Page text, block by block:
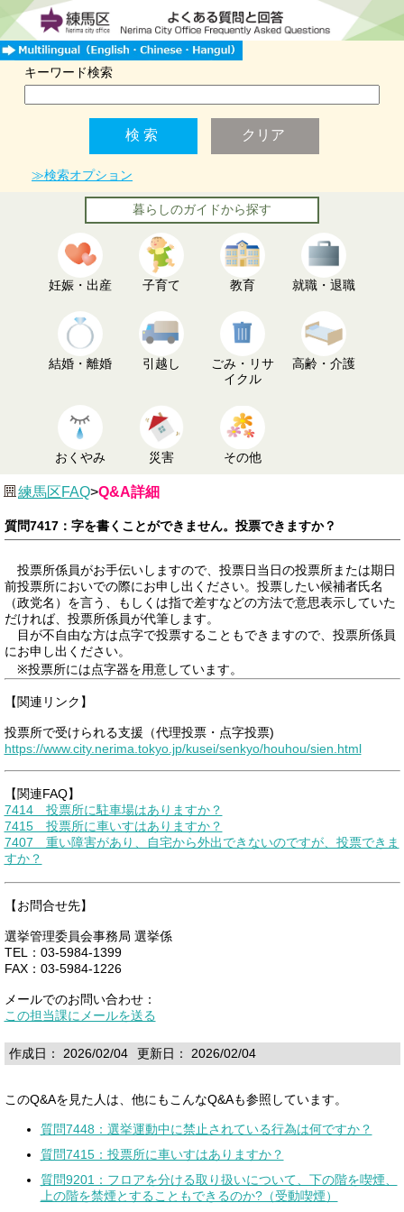
キーワード検索
≫検索オプション
暮らしのガイドから探す
妊娠・出産 子育て 教育 就職・退職
結婚・離婚 引越し
ごみ・リサ
イクル
高齢・介護
おくやみ 災害 その他
練馬区FAQ>Q&A詳細
質問7417：字を書くことができません。投票できますか？
投票所係員がお手伝いしますので、投票日当日の投票所または期日
前投票所においでの際にお申し出ください。投票したい候補者氏名
（政党名）を言う、もしくは指で差すなどの方法で意思表示していた
だければ、投票所係員が代筆します。
目が不自由な方は点字で投票することもできますので、投票所係員
にお申し出ください。
※投票所には点字器を用意しています。
【関連リンク】
投票所で受けられる支援（代理投票・点字投票)
https://www.city.nerima.tokyo.jp/kusei/senkyo/houhou/sien.html
【関連FAQ】
7414 投票所に駐車場はありますか？
7415 投票所に車いすはありますか？
7407 重い障害があり、自宅から外出できないのですが、投票できま
すか？
【お問合せ先】
選挙管理委員会事務局 選挙係
TEL：03-5984-1399
FAX：03-5984-1226
メールでのお問い合わせ：
この担当課にメールを送る
作成日： 2026/02/04 更新日： 2026/02/04
このQ&Aを見た人は、他にもこんなQ&Aも参照しています。
質問7448：選挙運動中に禁止されている行為は何ですか？
質問7415：投票所に車いすはありますか？
質問9201：フロアを分ける取り扱いについて、下の階を喫煙、
上の階を禁煙とすることもできるのか?（受動喫煙）